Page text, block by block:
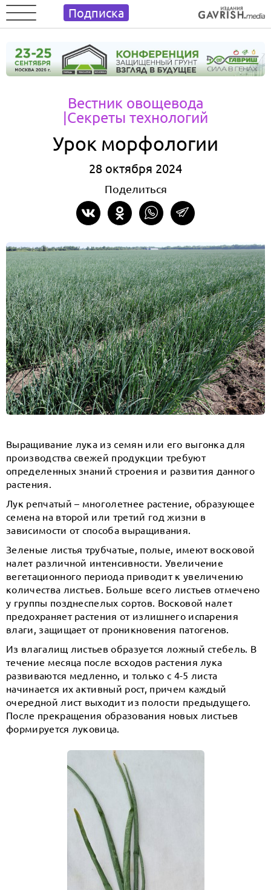
Подписка
Вестник овощевода
|Секреты технологий
Урок морфологии
28 октября 2024
Поделиться
Выращивание лука из семян или его выгонка для
производства свежей продукции требуют
определенных знаний строения и развития данного
растения.
Лук репчатый – многолетнее растение, образующее
семена на второй или третий год жизни в
зависимости от способа выращивания.
Зеленые листья трубчатые, полые, имеют восковой
налет различной интенсивности. Увеличение
вегетационного периода приводит к увеличению
количества листьев. Больше всего листьев отмечено
у группы позднеспелых сортов. Восковой налет
предохраняет растения от излишнего испарения
влаги, защищает от проникновения патогенов.
Из влагалищ листьев образуется ложный стебель. В
течение месяца после всходов растения лука
развиваются медленно, и только с 4-5 листа
начинается их активный рост, причем каждый
очередной лист выходит из полости предыдущего.
После прекращения образования новых листьев
формируется луковица.